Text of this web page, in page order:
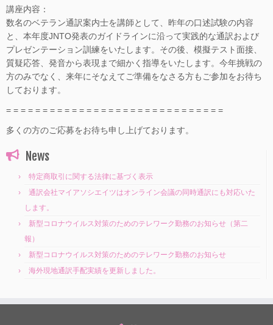
講座内容：
数名のベテラン通訳案内士を講師として、昨年の口述試験の内容
と、本年度JNTO発表のガイドラインに沿って実践的な通訳および
プレゼンテーション訓練をいたします。その後、模擬テスト面接、
質疑応答、発音から表現まで細かく指導をいたします。今年挑戦の
方のみでなく、来年にそなえてご準備をなさる方もご参加をお待ち
しております。
= = = = = = = = = = = = = = = = = = = = = = = = = = = = = =
多くの方のご応募をお待ち申し上げております。
News
特定商取引に関する法律に基づく表示
通訳会社マイアソシエイツはオンライン会議の同時通訳にも対応いた
します。
新型コロナウイルス対策のためのテレワーク勤務のお知らせ（第二
報）
新型コロナウイルス対策のためのテレワーク勤務のお知らせ
海外現地通訳手配実績を更新しました。